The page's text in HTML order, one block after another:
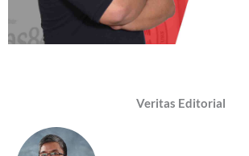
Veritas Editorial